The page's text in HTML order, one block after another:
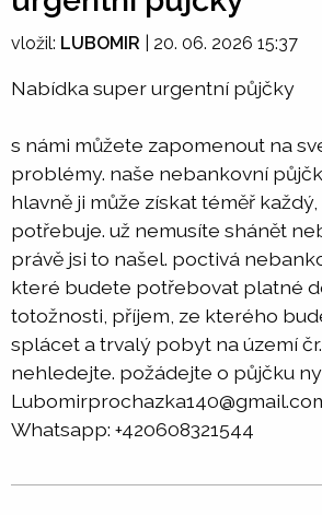
vložil: LUBOMIR 20. 06. 2026 15:37
Nabídka super urgentní půjčky
s námi můžete zapomenout na
problémy. naše nebankovní
hlavně ji může získat téměř
potřebuje. už nemusíte shánět
právě jsi to našel. poctivá
které budete potřebovat platné
totožnosti, příjem, ze kterého
splácet a trvalý pobyt na území
nehledejte. požádejte o půjčku
Whatsapp: +420608321544